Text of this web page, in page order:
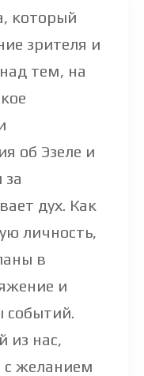
который
зрителя и
тем, на
об Эзеле и
за
дух. Как
личность,
в
и
событий.
из нас,
с желанием